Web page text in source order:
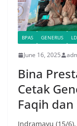
BPAS GENERUS
June 16, 2025
Bina
Cetak
Faqih
Indramayu (15/